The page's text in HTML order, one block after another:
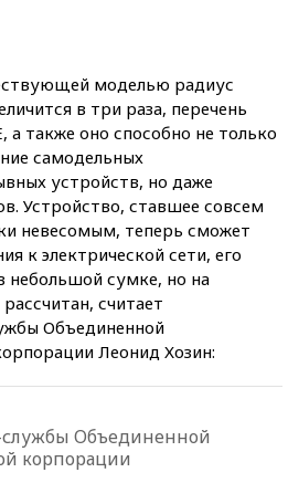
моделью радиус
в три раза, перечень
а также оно способно не только
самодельных
устройств, но даже
Устройство, ставшее совсем
невесомым, теперь сможет
к электрической сети, его
небольшой сумке, но на
считает
Объединенной
Леонид Хозин:
службы Объединенной
корпорации